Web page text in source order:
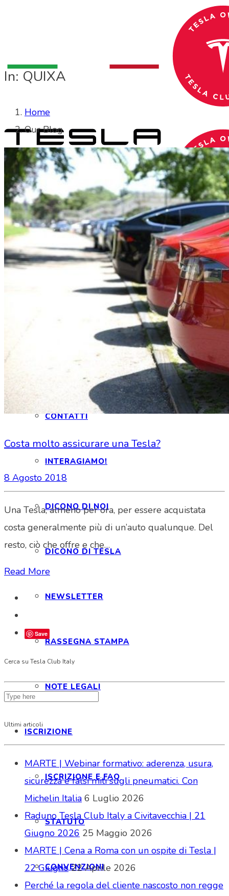
CONTATTI
INTERAGIAMO!
DICONO DI NOI
DICONO DI TESLA
NEWSLETTER
RASSEGNA STAMPA
NOTE LEGALI
ISCRIZIONE
ISCRIZIONE E FAQ
STATUTO
CONVENZIONI
In: QUIXA
Home
Our Blog
Costa molto assicurare una Tesla?
8 Agosto 2018
Una Tesla, almeno per ora, per essere acquistata
costa generalmente più di un’auto qualunque. Del
resto, ciò che offre e che…
Read More
Save
Cerca su Tesla Club Italy
Ultimi articoli
MARTE | Webinar formativo: aderenza, usura,
sicurezza e falsi miti sugli pneumatici. Con
Michelin Italia 6 Luglio 2026
Raduno Tesla Club Italy a Civitavecchia | 21
Giugno 2026 25 Maggio 2026
MARTE | Cena a Roma con un ospite di Tesla |
22 Giugno 22 Aprile 2026
Perché la regola del cliente nascosto non regge